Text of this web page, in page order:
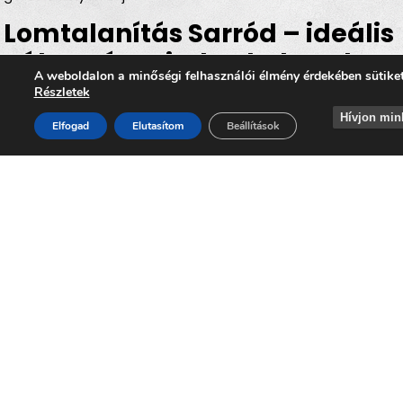
Lomtalanítás Sarród – ideális
választás minden helyzetben
Legyen szófelújításról, költözésről, garázs- vagy
padlásürítésről, esetleg egy örökölt ingatlan
rendbetételéről, alomtalanítás Sarródminden
esetben hatékony és kényelmes megoldást kínál. Az
A weboldalon a minőségi felhasználói élmény érdekében
Részletek
Elfogad Elutasítom Beállítások
Hívjon